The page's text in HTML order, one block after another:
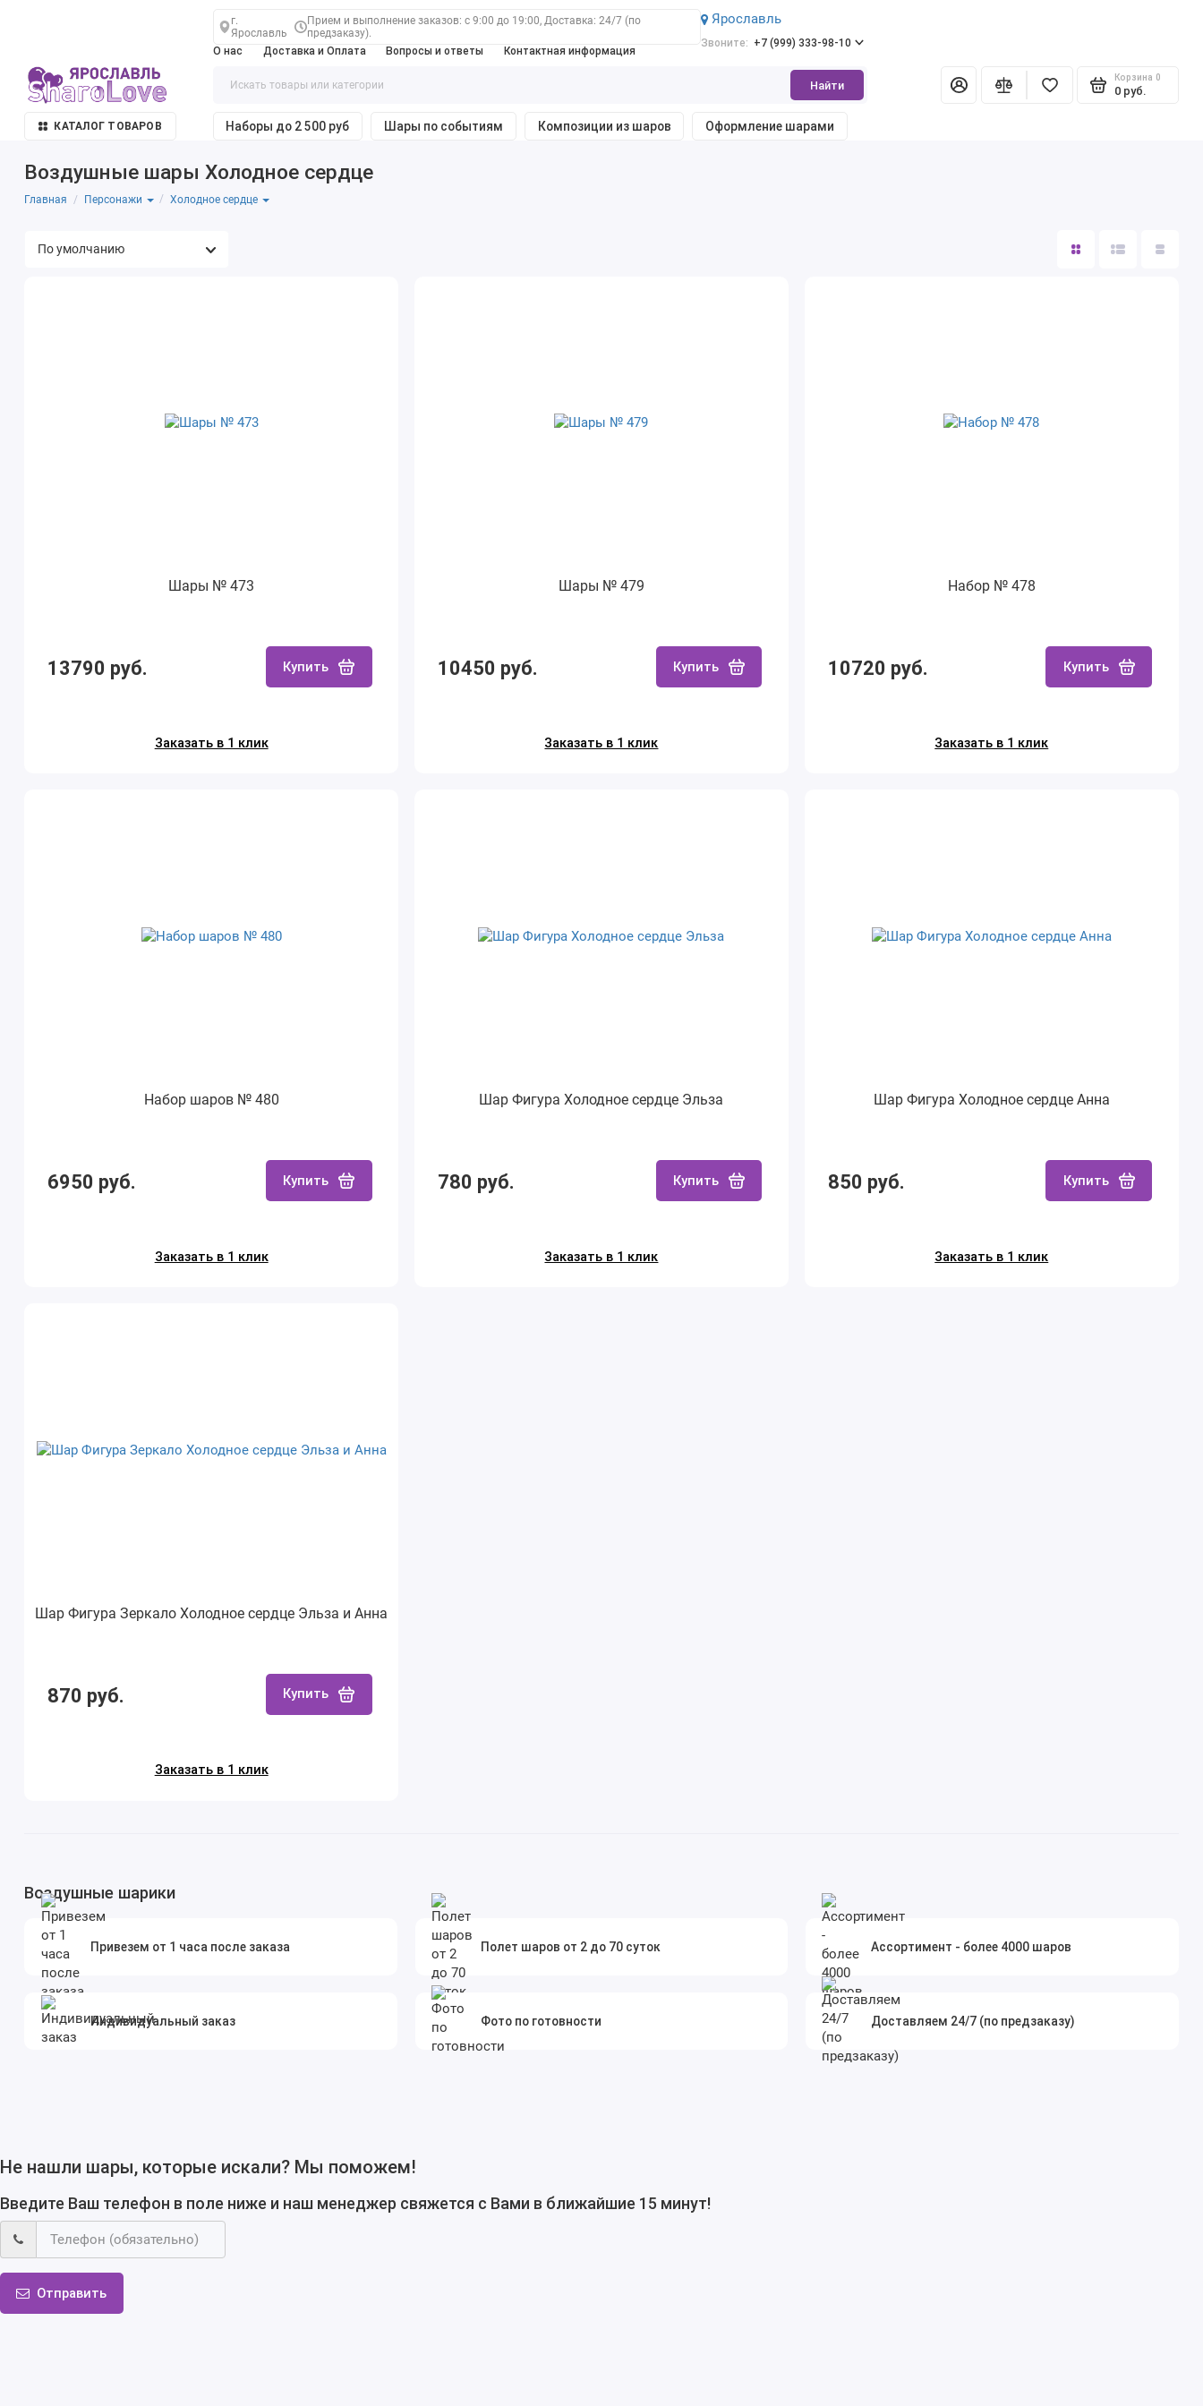
г.
Ярославль
Прием и выполнение заказов: с 9:00 до 19:00, Доставка: 24/7 (по
предзаказу).
О нас
Доставка и Оплата Вопросы и ответы Контактная информация
Ярославль
Звоните: +7 (999) 333-98-10
Найти
Корзина 0
0 руб.
КАТАЛОГ ТОВАРОВ Наборы до 2 500 руб Шары по событиям Композиции из шаров Оформление шарами
Воздушные шары Холодное сердце
Главная Персонажи Холодное сердце
Шары № 473
13790 руб. Купить
Заказать в 1 клик
Шары № 479
10450 руб. Купить
Заказать в 1 клик
Набор № 478
10720 руб. Купить
Заказать в 1 клик
Набор шаров № 480
6950 руб. Купить
Заказать в 1 клик
Шар Фигура Холодное сердце Эльза
780 руб. Купить
Заказать в 1 клик
Шар Фигура Холодное сердце Анна
850 руб. Купить
Заказать в 1 клик
Шар Фигура Зеркало Холодное сердце Эльза и Анна
870 руб. Купить
Заказать в 1 клик
Воздушные шарики
Привезем от 1 часа после заказа Полет шаров от 2 до 70 суток Ассортимент - более 4000 шаров
Индивидуальный заказ Фото по готовности Доставляем 24/7 (по предзаказу)
Не нашли шары, которые искали? Мы поможем!
Введите Ваш телефон в поле ниже и наш менеджер свяжется с Вами в ближайшие 15 минут!
Отправить